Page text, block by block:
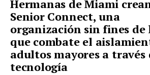
Hermanas de Miami
Senior Connect, una
organización sin fines de
que combate el
adultos mayores a través
tecnología